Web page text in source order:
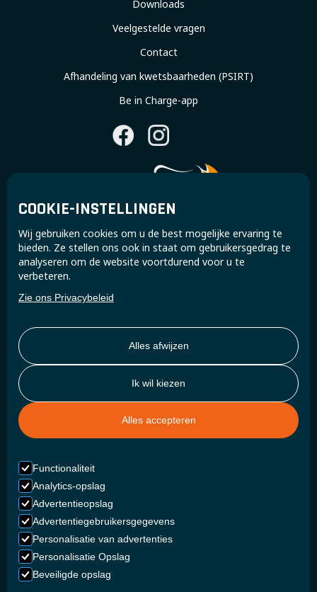
COOKIE-INSTELLINGEN
Wij gebruiken cookies om u de best mogelijke ervaring te
bieden. Ze stellen ons ook in staat om gebruikersgedrag te
analyseren om de website voortdurend voor u te
verbeteren.
Zie ons Privacybeleid
Alles afwijzen
Ik wil kiezen
Alles accepteren
Functionaliteit
Analytics-opslag
Advertentieopslag
Advertentiegebruikersgegevens
Personalisatie van advertenties
Personalisatie Opslag
Beveiligde opslag
Sluit aan bij de Super B-community en ontvang
exclusieve updates en inzichten.
Downloads
Veelgestelde vragen
Contact
Afhandeling van kwetsbaarheden (PSIRT)
Be in Charge-app